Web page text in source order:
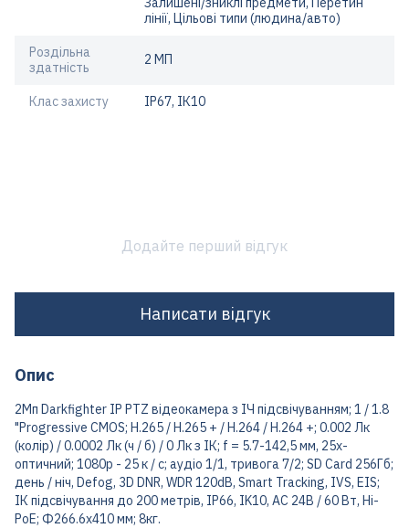
лінії, Цільові типи (людина/авто)
Роздільна
здатність
2 МП
Клас захисту IP67, ІК10
Додайте перший відгук
Написати відгук
Опис
2Мп Darkfighter IP PTZ відеокамера з ІЧ підсвічуванням; 1 / 1.8
"Progressive CMOS; H.265 / H.265 + / H.264 / H.264 +; 0.002 Лк
(колір) / 0.0002 Лк (ч / б) / 0 Лк з ІК; f = 5.7-142,5 мм, 25x-
оптичний; 1080р - 25 к / с; аудіо 1/1, тривога 7/2; SD Card 256Гб;
день / ніч, Defog, 3D DNR, WDR 120dB, Smart Tracking, IVS, EIS;
ІК підсвічування до 200 метрів, IP66, IK10, AC 24В / 60 Вт, Hi-
PoE; Ф266.6x410 мм; 8кг.